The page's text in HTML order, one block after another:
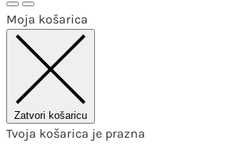
Moja košarica
Zatvori košaricu
Tvoja košarica je prazna